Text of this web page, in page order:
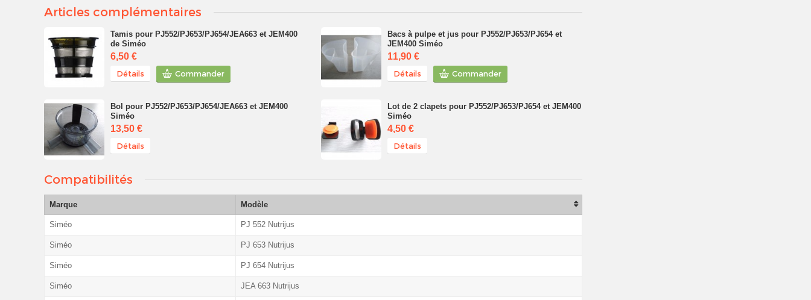
Articles complémentaires
Tamis pour PJ552/PJ653/PJ654/JEA663 et JEM400
de Siméo
6,50 €
Détails Commander
Bacs à pulpe et jus pour PJ552/PJ653/PJ654 et
JEM400 Siméo
11,90 €
Détails Commander
Bol pour PJ552/PJ653/PJ654/JEA663 et JEM400
Siméo
13,50 €
Détails
Lot de 2 clapets pour PJ552/PJ653/PJ654 et JEM400
Siméo
4,50 €
Détails
Compatibilités
Marque Modèle
Siméo PJ 552 Nutrijus
Siméo PJ 653 Nutrijus
Siméo PJ 654 Nutrijus
Siméo JEA 663 Nutrijus